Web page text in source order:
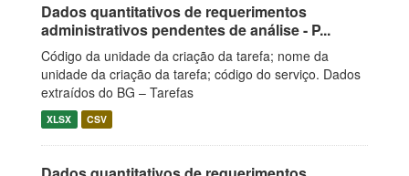
Dados quantitativos de requerimentos
administrativos pendentes de análise - P...
Código da unidade da criação da tarefa; nome da
unidade da criação da tarefa; código do serviço. Dados
extraídos do BG – Tarefas
XLSX CSV